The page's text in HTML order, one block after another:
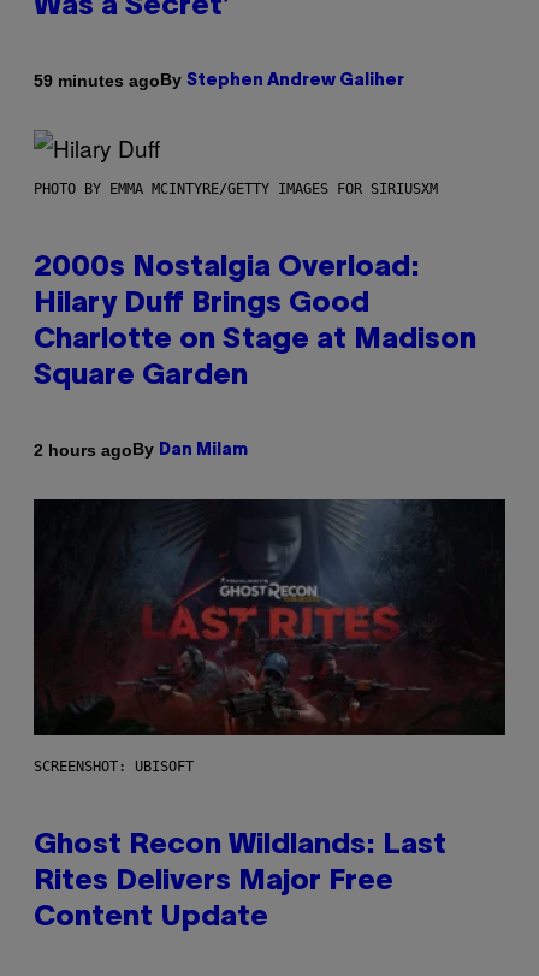
Was a Secret’
59 minutes agoBy Stephen Andrew Galiher
PHOTO BY EMMA MCINTYRE/GETTY IMAGES FOR SIRIUSXM
2000s Nostalgia Overload:
Hilary Duff Brings Good
Charlotte on Stage at Madison
Square Garden
2 hours agoBy Dan Milam
SCREENSHOT: UBISOFT
Ghost Recon Wildlands: Last
Rites Delivers Major Free
Content Update